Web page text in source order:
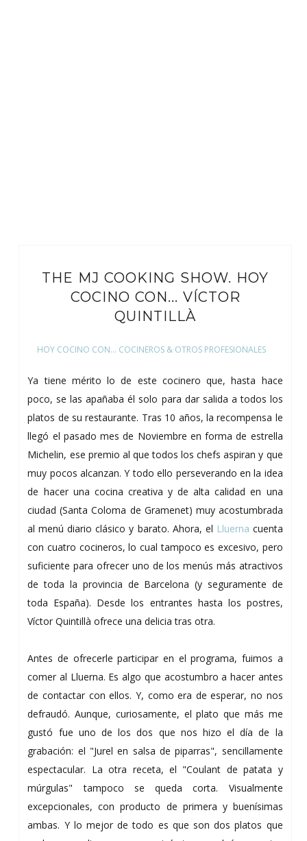
THE MJ COOKING SHOW. HOY
COCINO CON... VÍCTOR
QUINTILLÀ
HOY COCINO CON... COCINEROS & OTROS PROFESIONALES
Ya tiene mérito lo de este cocinero que, hasta hace
poco, se las apañaba él solo para dar salida a todos los
platos de su restaurante. Tras 10 años, la recompensa le
llegó el pasado mes de Noviembre en forma de estrella
Michelin, ese premio al que todos los chefs aspiran y que
muy pocos alcanzan. Y todo ello perseverando en la idea
de hacer una cocina creativa y de alta calidad en una
ciudad (Santa Coloma de Gramenet) muy acostumbrada
al menú diario clásico y barato. Ahora, el Lluerna cuenta
con cuatro cocineros, lo cual tampoco es excesivo, pero
suficiente para ofrecer uno de los menús más atractivos
de toda la provincia de Barcelona (y seguramente de
toda España). Desde los entrantes hasta los postres,
Víctor Quintillà ofrece una delicia tras otra.
Antes de ofrecerle participar en el programa, fuimos a
comer al Lluerna. Es algo que acostumbro a hacer antes
de contactar con ellos. Y, como era de esperar, no nos
defraudó. Aunque, curiosamente, el plato que más me
gustó fue uno de los dos que nos hizo el día de la
grabación: el "Jurel en salsa de piparras", sencillamente
espectacular. La otra receta, el "Coulant de patata y
múrgulas" tampoco se queda corta. Visualmente
excepcionales, con producto de primera y buenísimas
ambas. Y lo mejor de todo es que son dos platos que